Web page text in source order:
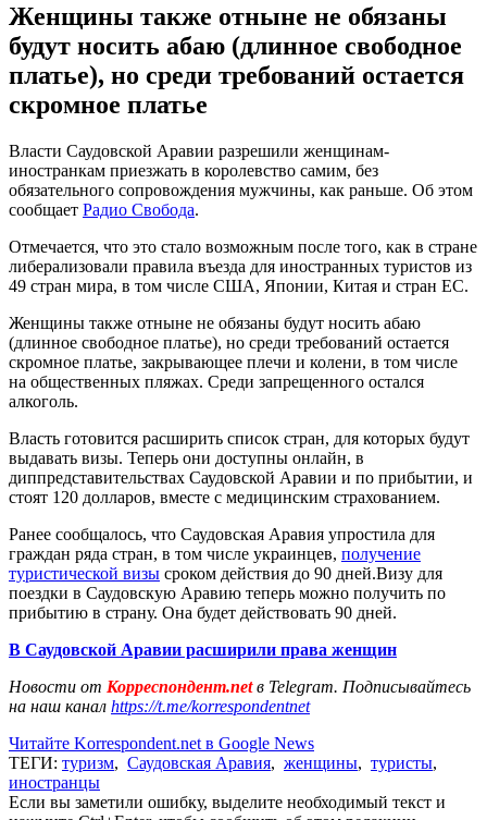
Женщины также отныне не обязаны
будут носить абаю (длинное свободное
платье), но среди требований остается
скромное платье
Власти Саудовской Аравии разрешили женщинам-
иностранкам приезжать в королевство самим, без
обязательного сопровождения мужчины, как раньше. Об этом
сообщает Радио Свобода.
Отмечается, что это стало возможным после того, как в стране
либерализовали правила въезда для иностранных туристов из
49 стран мира, в том числе США, Японии, Китая и стран ЕС.
Женщины также отныне не обязаны будут носить абаю
(длинное свободное платье), но среди требований остается
скромное платье, закрывающее плечи и колени, в том числе
на общественных пляжах. Среди запрещенного остался
алкоголь.
Власть готовится расширить список стран, для которых будут
выдавать визы. Теперь они доступны онлайн, в
диппредставительствах Саудовской Аравии и по прибытии, и
стоят 120 долларов, вместе с медицинским страхованием.
Ранее сообщалось, что Саудовская Аравия упростила для
граждан ряда стран, в том числе украинцев, получение
туристической визы сроком действия до 90 дней.Визу для
поездки в Саудовскую Аравию теперь можно получить по
прибытию в страну. Она будет действовать 90 дней.
В Саудовской Аравии расширили права женщин
Новости от Корреспондент.netв Telegram. Подписывайтесь
на наш канал https://t.me/korrespondentnet
Читайте Korrespondent.net в Google News
ТЕГИ: туризм, Саудовская Аравия, женщины, туристы,
иностранцы
Если вы заметили ошибку, выделите необходимый текст и